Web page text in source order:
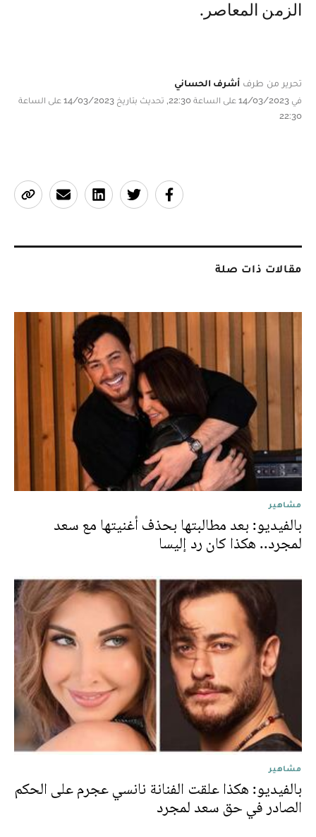
الزمن المعاصر.
تحرير من طرف أشرف الحساني
في 14/03/2023 على الساعة 22:30, تحديث بتاريخ 14/03/2023 على الساعة
22:30
مقالات ذات صلة
مشاهير
بالفيديو: بعد مطالبتها بحذف أغنيتها مع سعد
لمجرد.. هكذا كان رد إليسا
مشاهير
بالفيديو: هكذا علقت الفنانة نانسي عجرم على الحكم
الصادر في حق سعد لمجرد